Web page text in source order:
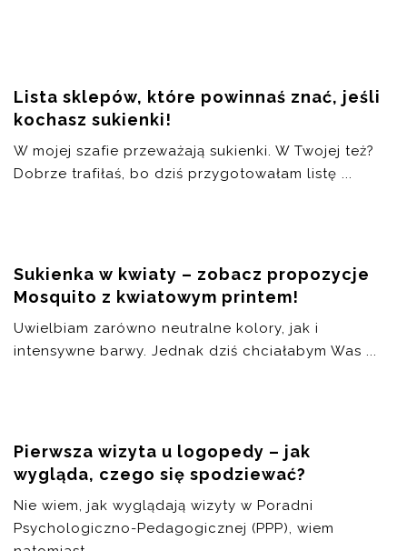
Lista sklepów, które powinnaś znać, jeśli
kochasz sukienki!
W mojej szafie przeważają sukienki. W Twojej też?
Dobrze trafiłaś, bo dziś przygotowałam listę ...
Sukienka w kwiaty – zobacz propozycje
Mosquito z kwiatowym printem!
Uwielbiam zarówno neutralne kolory, jak i
intensywne barwy. Jednak dziś chciałabym Was ...
Pierwsza wizyta u logopedy – jak
wygląda, czego się spodziewać?
Nie wiem, jak wyglądają wizyty w Poradni
Psychologiczno-Pedagogicznej (PPP), wiem